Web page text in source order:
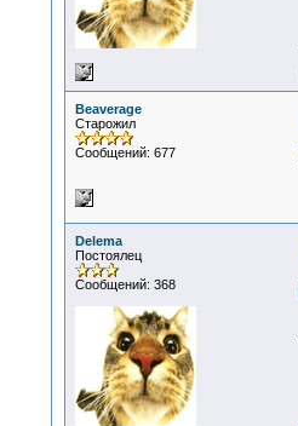
Beaverage
Старожил
Сообщений: 677
Delema
Постоялец
Сообщений: 368